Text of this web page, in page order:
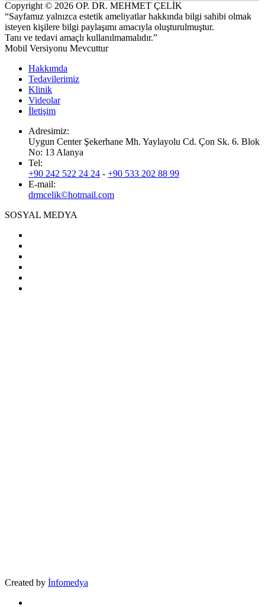
Copyright © 2026 OP. DR. MEHMET ÇELİK
“Sayfamız yalnızca estetik ameliyatlar hakkında bilgi sahibi olmak
isteyen kişilere bilgi paylaşımı amacıyla oluşturulmuştur.
Tanı ve tedavi amaçlı kullanılmamalıdır.”
Mobil Versiyonu Mevcuttur
Hakkımda
Tedavilerimiz
Klinik
Videolar
İletişim
Adresimiz:
Uygun Center Şekerhane Mh. Yaylayolu Cd. Çon Sk. 6. Blok
No: 13 Alanya
Tel:
+90 242 522 24 24 - +90 533 202 88 99
E-mail:
drmcelik©hotmail.com
SOSYAL MEDYA
Created by İnfomedya